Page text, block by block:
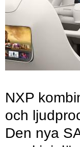
NXP
och
Den nya